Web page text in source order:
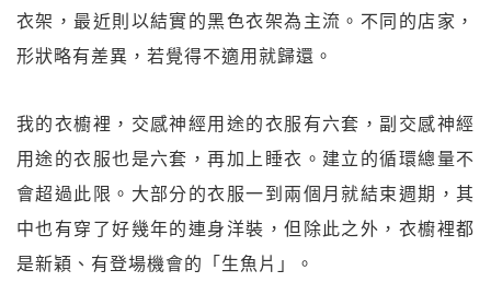
衣架，最近則以結實的黑色衣架為主流。不同的店家，
形狀略有差異，若覺得不適用就歸還。
我的衣櫥裡，交感神經用途的衣服有六套，副交感神經
用途的衣服也是六套，再加上睡衣。建立的循環總量不
會超過此限。大部分的衣服一到兩個月就結束週期，其
中也有穿了好幾年的連身洋裝，但除此之外，衣櫥裡都
是新穎、有登場機會的「生魚片」。